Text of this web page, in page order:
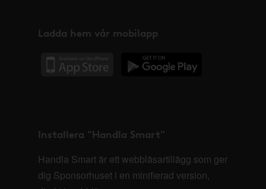
Ladda hem vår mobilapp
Installera "Handla Smart"
Handla Smart är ett webbläsartillägg som ger
dig Sponsorhuset i en minifierad version,